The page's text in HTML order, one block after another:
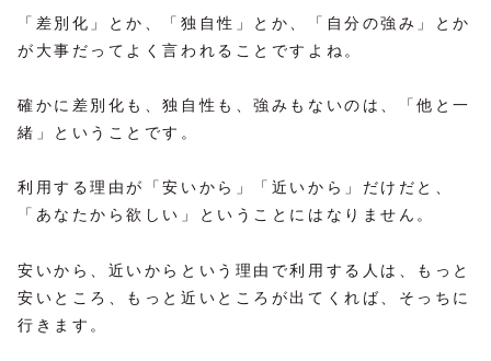
「差別化」とか、「独自性」とか、「自分の強み」とか
が大事だってよく言われることですよね。
確かに差別化も、独自性も、強みもないのは、「他と一
緒」ということです。
利用する理由が「安いから」「近いから」だけだと、
「あなたから欲しい」ということにはなりません。
安いから、近いからという理由で利用する人は、もっと
安いところ、もっと近いところが出てくれば、そっちに
行きます。